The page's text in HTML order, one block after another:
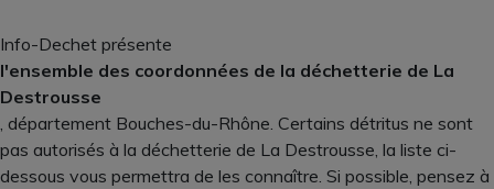
Info-Dechet présente
l'ensemble des coordonnées de la déchetterie de La
Destrousse
, département Bouches-du-Rhône. Certains détritus ne sont
pas autorisés à la déchetterie de La Destrousse, la liste ci-
dessous vous permettra de les connaître. Si possible, pensez à